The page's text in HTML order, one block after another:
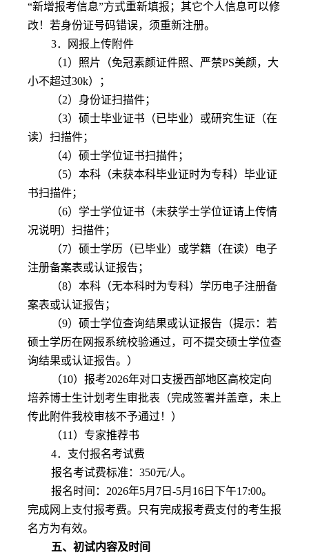
“新增报考信息”方式重新填报；其它个人信息可以修
改！若身份证号码错误，须重新注册。
3．网报上传附件
（1）照片（免冠素颜证件照、严禁PS美颜，大
小不超过30k）；
（2）身份证扫描件；
（3）硕士毕业证书（已毕业）或研究生证（在
读）扫描件；
（4）硕士学位证书扫描件；
（5）本科（未获本科毕业证时为专科）毕业证
书扫描件；
（6）学士学位证书（未获学士学位证请上传情
况说明）扫描件；
（7）硕士学历（已毕业）或学籍（在读）电子
注册备案表或认证报告；
（8）本科（无本科时为专科）学历电子注册备
案表或认证报告；
（9）硕士学位查询结果或认证报告（提示：若
硕士学历在网报系统校验通过，可不提交硕士学位查
询结果或认证报告。）
（10）报考2026年对口支援西部地区高校定向
培养博士生计划考生审批表（完成签署并盖章，未上
传此附件我校审核不予通过！）
（11）专家推荐书
4．支付报名考试费
报名考试费标准： 350元/人。
报名时间： 2026年5月 7 日 -5月 16 日下午17:00。
完成网上支付报考费。只有完成报考费支付的考生报
名方为有效。
五、初试内容及时间